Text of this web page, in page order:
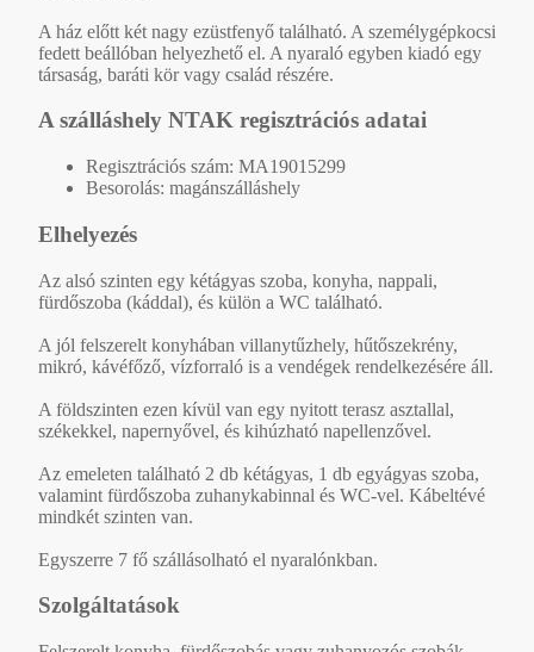
A ház előtt két nagy ezüstfenyő található. A személygépkocsi
fedett beállóban helyezhető el. A nyaraló egyben kiadó egy
társaság, baráti kör vagy család részére.
A szálláshely NTAK regisztrációs adatai
Regisztrációs szám: MA19015299
Besorolás: magánszálláshely
Elhelyezés
Az alsó szinten egy kétágyas szoba, konyha, nappali,
fürdőszoba (káddal), és külön a WC található.
A jól felszerelt konyhában villanytűzhely, hűtőszekrény,
mikró, kávéfőző, vízforraló is a vendégek rendelkezésére áll.
A földszinten ezen kívül van egy nyitott terasz asztallal,
székekkel, napernyővel, és kihúzható napellenzővel.
Az emeleten található 2 db kétágyas, 1 db egyágyas szoba,
valamint fürdőszoba zuhanykabinnal és WC-vel. Kábeltévé
mindkét szinten van.
Egyszerre 7 fő szállásolható el nyaralónkban.
Szolgáltatások